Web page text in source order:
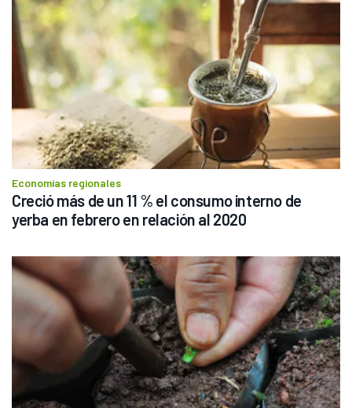
Economías regionales
Creció más de un 11 % el consumo interno de
yerba en febrero en relación al 2020